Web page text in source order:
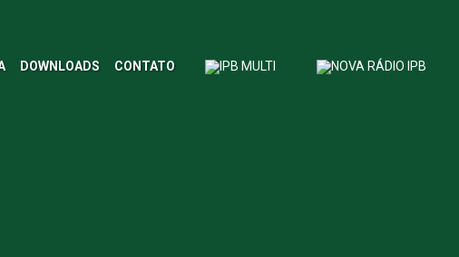
DOWNLOADS CONTATO